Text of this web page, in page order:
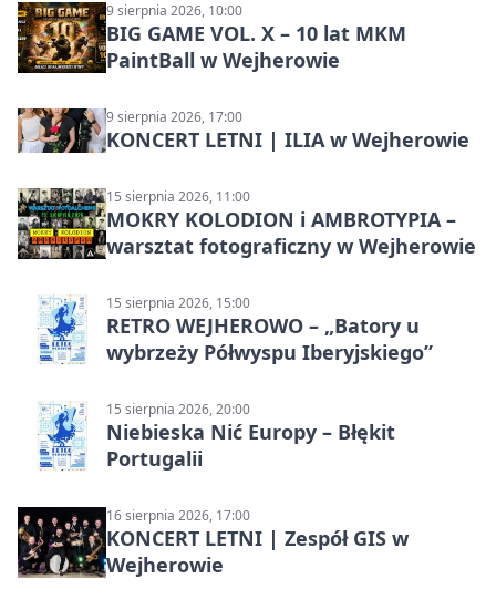
9 sierpnia 2026, 10:00
BIG GAME VOL. X – 10 lat MKM
PaintBall w Wejherowie
9 sierpnia 2026, 17:00
KONCERT LETNI | ILIA w Wejherowie
15 sierpnia 2026, 11:00
MOKRY KOLODION i AMBROTYPIA –
warsztat fotograficzny w Wejherowie
15 sierpnia 2026, 15:00
RETRO WEJHEROWO – „Batory u
wybrzeży Półwyspu Iberyjskiego”
15 sierpnia 2026, 20:00
Niebieska Nić Europy – Błękit
Portugalii
16 sierpnia 2026, 17:00
KONCERT LETNI | Zespół GIS w
Wejherowie